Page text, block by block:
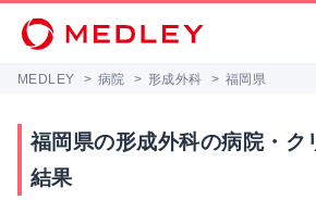
MEDLEY > 病院 > 形成外科 > 福岡県
福岡県の形成外科の病院・ク
結果